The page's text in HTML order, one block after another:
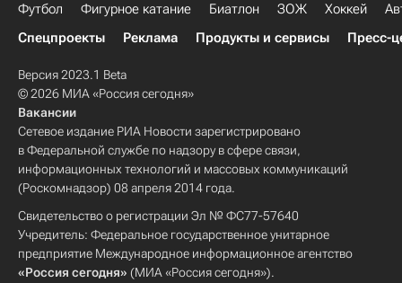
Футбол Фигурное катание Биатлон ЗОЖ Хоккей
Спецпроекты
Реклама Продукты и сервисы Пресс-
Версия 2023.1 Beta
© 2026 МИА «Россия сегодня»
Вакансии
Сетевое издание РИА Новости зарегистрировано
в Федеральной службе по надзору в сфере связи,
информационных технологий и массовых коммуникаций
(Роскомнадзор) 08 апреля 2014 года.
Свидетельство о регистрации Эл № ФС77-57640
Учредитель: Федеральное государственное унитарное
предприятие Международное информационное агентство
«Россия сегодня» (МИА «Россия сегодня»).